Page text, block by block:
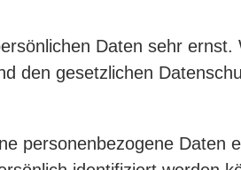
Daten sehr ernst.
den gesetzlichen
personenbezogene Daten